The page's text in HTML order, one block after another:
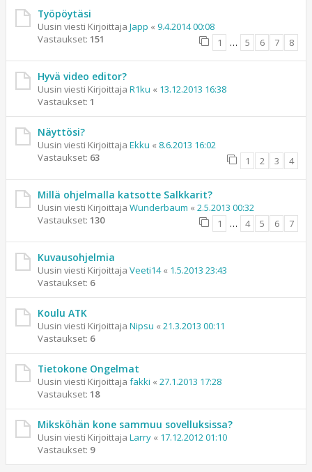
Työpöytäsi
Uusin viesti Kirjoittaja Japp « 9.4.2014 00:08
Vastaukset: 151 1 … 5 6 7 8
Hyvä video editor?
Uusin viesti Kirjoittaja R1ku « 13.12.2013 16:38
Vastaukset: 1
Näyttösi?
Uusin viesti Kirjoittaja Ekku « 8.6.2013 16:02
Vastaukset: 63 1 2 3 4
Millä ohjelmalla katsotte Salkkarit?
Uusin viesti Kirjoittaja Wunderbaum « 2.5.2013 00:32
Vastaukset: 130 1 … 4 5 6 7
Kuvausohjelmia
Uusin viesti Kirjoittaja Veeti14« 1.5.2013 23:43
Vastaukset: 6
Koulu ATK
Uusin viesti Kirjoittaja Nipsu « 21.3.2013 00:11
Vastaukset: 6
Tietokone Ongelmat
Uusin viesti Kirjoittaja fakki « 27.1.2013 17:28
Vastaukset: 18
Miksköhän kone sammuu sovelluksissa?
Uusin viesti Kirjoittaja Larry « 17.12.2012 01:10
Vastaukset: 9